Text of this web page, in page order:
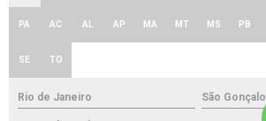
PA AC AL AP MA MT MS PB
SE TO
Rio de Janeiro São Gonçalo